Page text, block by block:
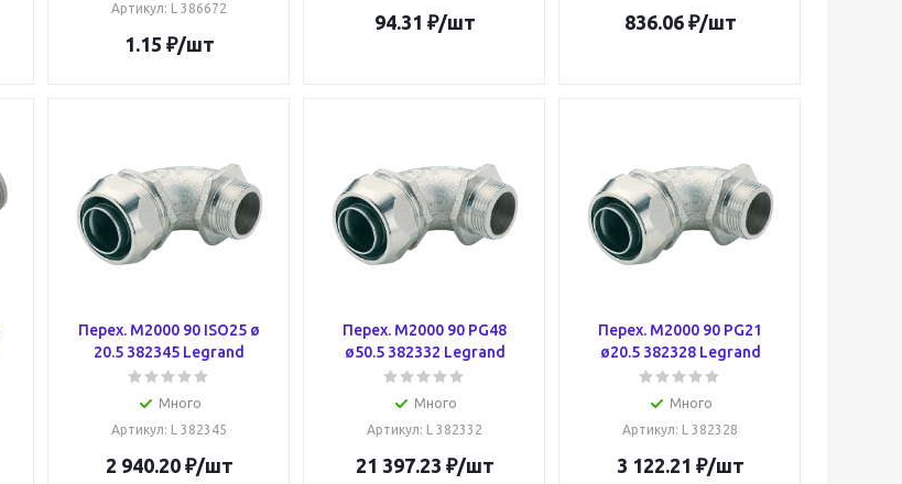
Артикул: L 386672
1.15 ₽/шт
94.31 ₽/шт 836.06₽/шт
Перех. M2000 90 ISO25 ø
20.5 382345 Legrand
Много
Артикул: L 382345
2 940.20₽/шт
Перех. M2000 90 PG48
ø50.5 382332 Legrand
Много
Артикул: L 382332
21 397.23 ₽/шт
Перех. M2000 90 PG21
ø20.5 382328 Legrand
Много
Артикул: L 382328
3 122.21 ₽/шт